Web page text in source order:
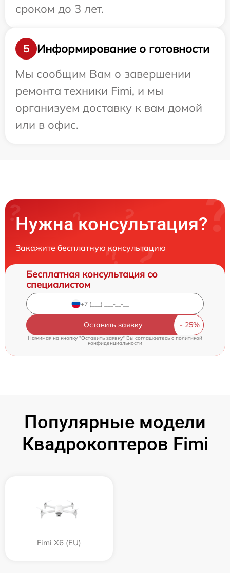
сроком до 3 лет.
5
Информирование о готовности
Мы сообщим Вам о завершении
ремонта техники Fimi, и мы
организуем доставку к вам домой
или в офис.
Нужна консультация?
Закажите бесплатную консультацию
Бесплатная консультация со
специалистом
Оставить заявку
Нажимая на кнопку "Оставить заявку" Вы соглашаетесь c политикой
конфиденциальности
Популярные модели
Квадрокоптеров Fimi
Fimi X6 (EU)